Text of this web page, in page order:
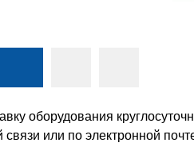
оборудования
или по электронной